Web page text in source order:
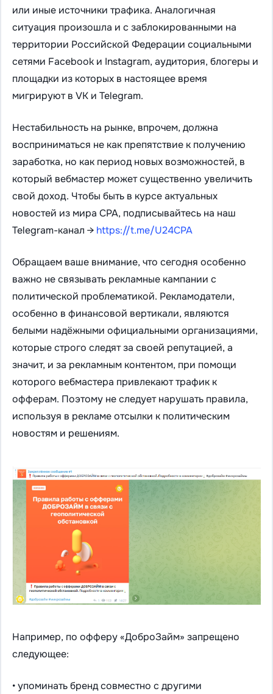
или иные источники трафика. Аналогичная
ситуация произошла и с заблокированными на
территории Российской Федерации социальными
сетями Facebook и Instagram, аудитория, блогеры и
площадки из которых в настоящее время
мигрируют в VK и Telegram.
Нестабильность на рынке, впрочем, должна
восприниматься не как препятствие к получению
заработка, но как период новых возможностей, в
который вебмастер может существенно увеличить
свой доход. Чтобы быть в курсе актуальных
новостей из мира СРА, подписывайтесь на наш
Telegram-канал → https://t.me/U24CPA
Обращаем ваше внимание, что сегодня особенно
важно не связывать рекламные кампании с
политической проблематикой. Рекламодатели,
особенно в финансовой вертикали, являются
белыми надёжными официальными организациями,
которые строго следят за своей репутацией, а
значит, и за рекламным контентом, при помощи
которого вебмастера привлекают трафик к
офферам. Поэтому не следует нарушать правила,
используя в рекламе отсылки к политическим
новостям и решениям.
Например, по офферу «ДоброЗайм» запрещено
следующее:
• упоминать бренд совместно с другими